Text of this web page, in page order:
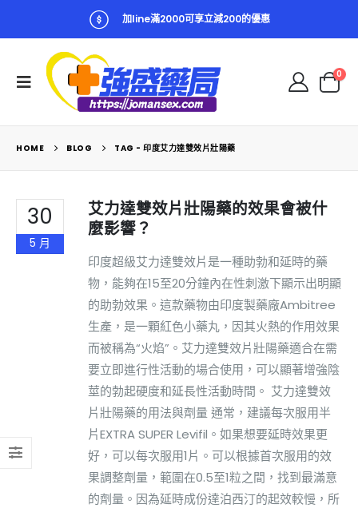
加line滿2000可享立減200的優惠
0
HOME BLOG TAG - 印度艾力達雙效片壯陽藥
30
5 月
艾力達雙效片壯陽藥的效果會被什
麼影響？
印度超級艾力達雙效片是一種助勃和延時的藥
物，能夠在15至20分鐘內在性刺激下顯示出明顯
的助勃效果。這款藥物由印度製藥廠Ambitree
生產，是一顆紅色小藥丸，因其火熱的作用效果
而被稱為“火焰”。艾力達雙效片壯陽藥適合在需
要立即進行性活動的場合使用，可以顯著增強陰
莖的勃起硬度和延長性活動時間。 艾力達雙效
片壯陽藥的用法與劑量 通常，建議每次服用半
片EXTRA SUPER Levifil。如果想要延時效果更
好，可以每次服用1片。可以根據首次服用的效
果調整劑量，範圍在0.5至1粒之間，找到最滿意
的劑量。因為延時成份達泊西汀的起效較慢，所